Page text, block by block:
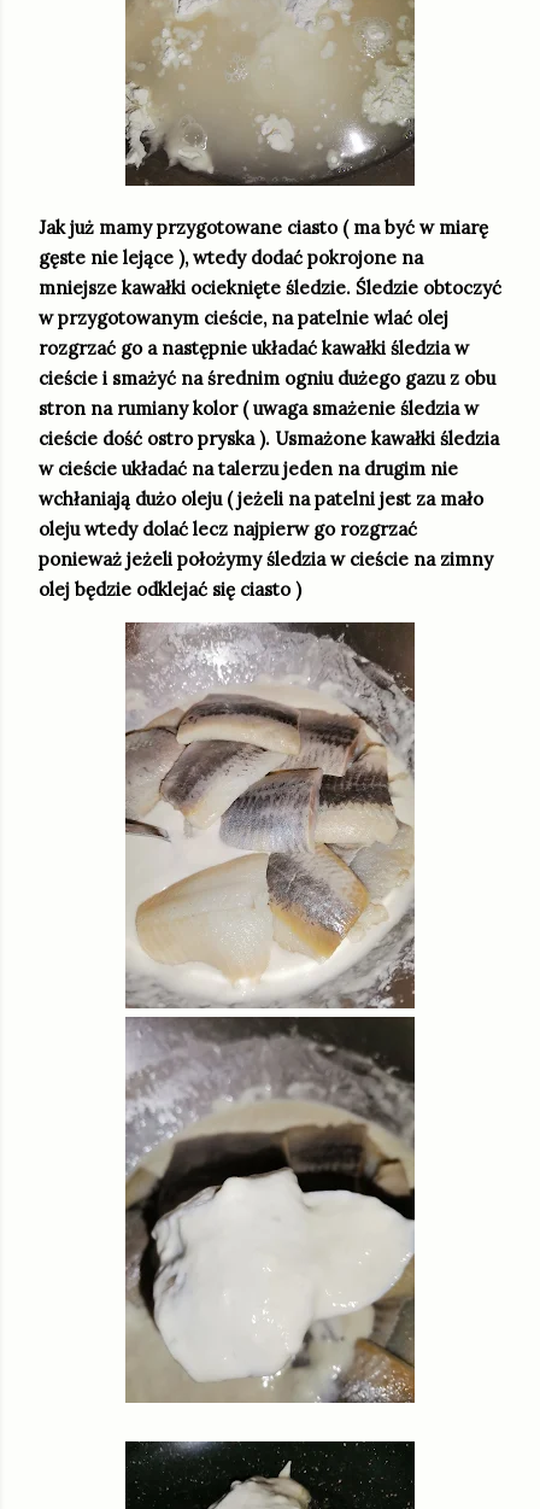
Jak już mamy przygotowane ciasto ( ma być w miarę
gęste nie lejące ), wtedy dodać pokrojone na
mniejsze kawałki ocieknięte śledzie. Śledzie obtoczyć
w przygotowanym cieście, na patelnie wlać olej
rozgrzać go a następnie układać kawałki śledzia w
cieście i smażyć na średnim ogniu dużego gazu z obu
stron na rumiany kolor ( uwaga smażenie śledzia w
cieście dość ostro pryska ). Usmażone kawałki śledzia
w cieście układać na talerzu jeden na drugim nie
wchłaniają dużo oleju ( jeżeli na patelni jest za mało
oleju wtedy dolać lecz najpierw go rozgrzać
ponieważ jeżeli położymy śledzia w cieście na zimny
olej będzie odklejać się ciasto )